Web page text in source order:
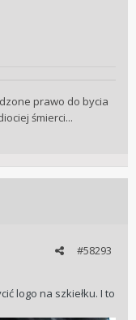
prawo do bycia
śmierci...
#58293
logo na szkiełku. I to